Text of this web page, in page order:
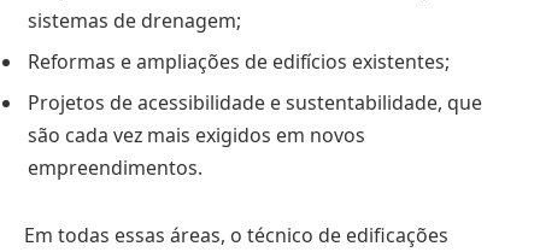
sistemas de drenagem;
Reformas e ampliações de edifícios existentes;
Projetos de acessibilidade e sustentabilidade, que
são cada vez mais exigidos em novos
empreendimentos.
Em todas essas áreas, o técnico de edificações